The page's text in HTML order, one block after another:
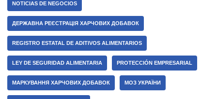
NOTICIAS DE NEGOCIOS
ДЕРЖАВНА РЕЄСТРАЦІЯ ХАРЧОВИХ ДОБАВОК
REGISTRO ESTATAL DE ADITIVOS ALIMENTARIOS
LEY DE SEGURIDAD ALIMENTARIA PROTECCIÓN EMPRESARIAL
МАРКУВАННЯ ХАРЧОВИХ ДОБАВОК МОЗ УКРАЇНИ